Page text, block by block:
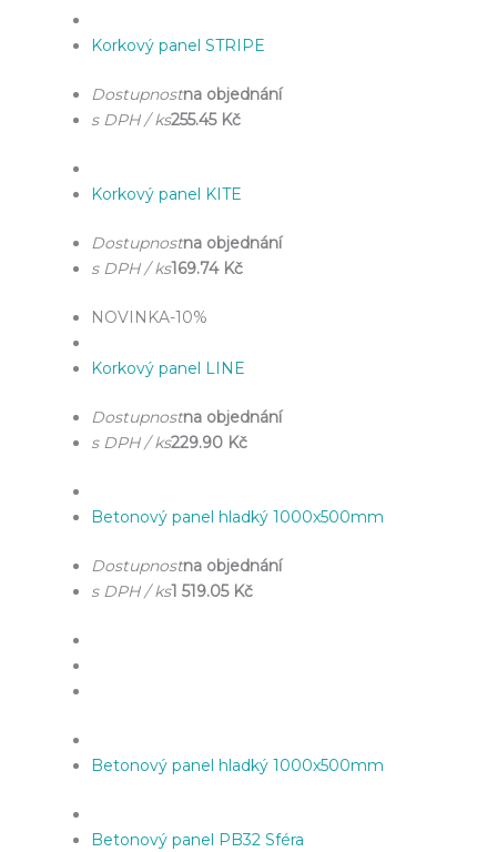
Korkový panel STRIPE
Dostupnostna objednání
s DPH / ks255.45 Kč
Korkový panel KITE
Dostupnostna objednání
s DPH / ks169.74 Kč
NOVINKA-10%
Korkový panel LINE
Dostupnostna objednání
s DPH / ks229.90 Kč
Betonový panel hladký 1000x500mm
Dostupnostna objednání
s DPH / ks1 519.05 Kč
Betonový panel hladký 1000x500mm
Betonový panel PB32 Sféra